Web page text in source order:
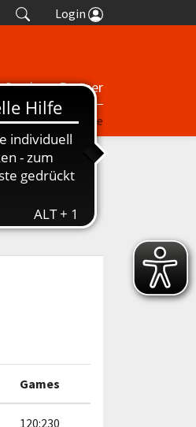
Login
Service Partner
Termine
Games
120:230